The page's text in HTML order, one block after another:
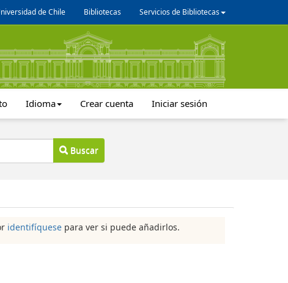
de Chile Bibliotecas Servicios de Bibliotecas
Idioma Crear cuenta Iniciar sesión
Buscar
identifíquese para ver si puede añadirlos.